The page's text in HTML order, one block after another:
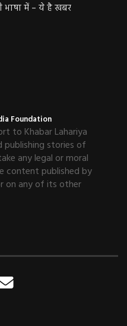
भाषा में – ये है खबर
Foundation
to Khabar Lahariya
stories of
any legal or moral
content published by
on any of its other